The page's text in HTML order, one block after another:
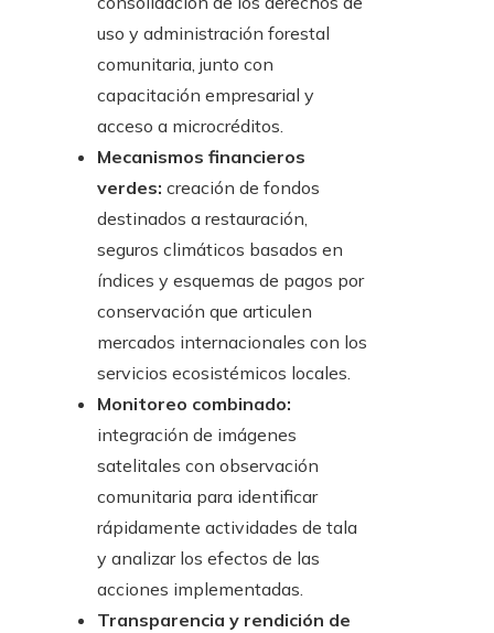
uso y administración forestal
comunitaria, junto con
capacitación empresarial y
acceso a microcréditos.
Mecanismos financieros
verdes: creación de fondos
destinados a restauración,
seguros climáticos basados en
índices y esquemas de pagos por
conservación que articulen
mercados internacionales con los
servicios ecosistémicos locales.
Monitoreo combinado:
integración de imágenes
satelitales con observación
comunitaria para identificar
rápidamente actividades de tala
y analizar los efectos de las
acciones implementadas.
Transparencia y rendición de